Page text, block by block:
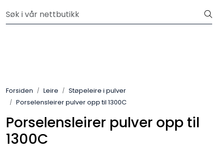
Velkommen til vår nye nettbutikk! Besøk Min side for mer
Forsiden Leire
Støpeleire i pulver
Porselensleirer pulver opp til 1300C
Porselensleirer pulver opp til
1300C
Pulverglasur
Håndverktøy
Maskiner